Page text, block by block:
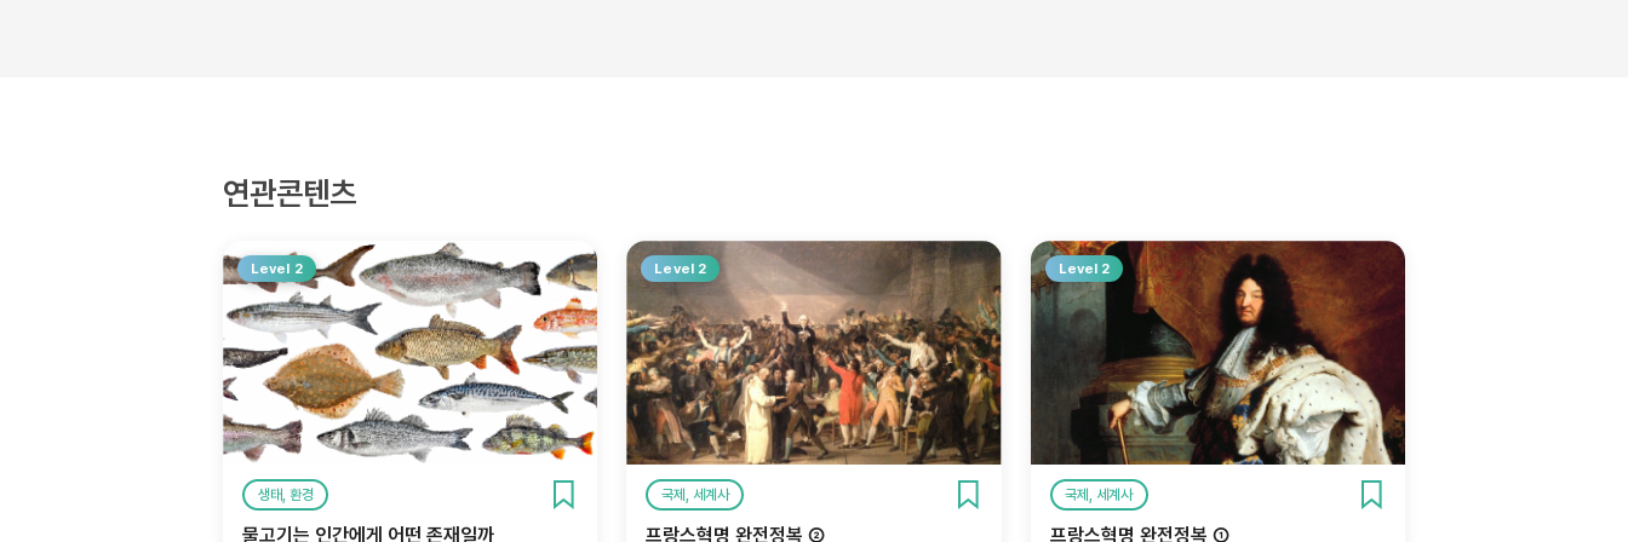
연관콘텐츠
Level 2
생태, 환경
물고기는 인간에게 어떤 존재일까
Level 2
국제, 세계사
프랑스혁명 완전정복 ②
Level 2
국제, 세계사
프랑스혁명 완전정복 ①